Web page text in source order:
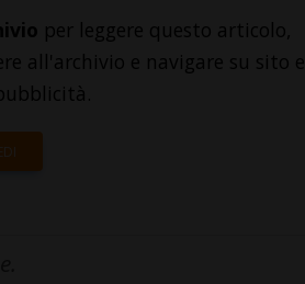
per leggere questo articolo,
all'archivio e navigare su sito e